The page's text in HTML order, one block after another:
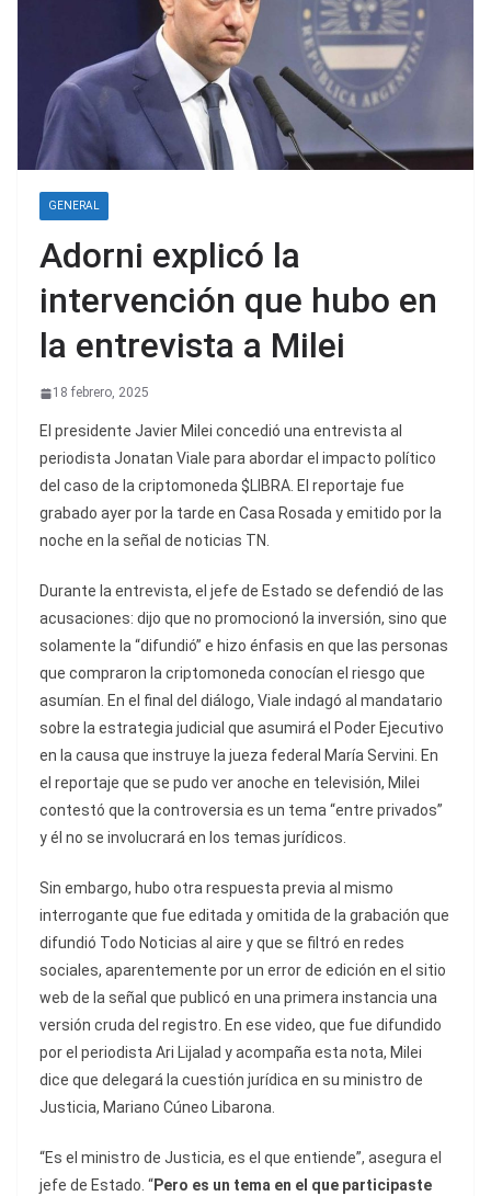
GENERAL
Adorni explicó la
intervención que hubo en
la entrevista a Milei
18 febrero, 2025
El presidente Javier Milei concedió una entrevista al
periodista Jonatan Viale para abordar el impacto político
del caso de la criptomoneda $LIBRA. El reportaje fue
grabado ayer por la tarde en Casa Rosada y emitido por la
noche en la señal de noticias TN.
Durante la entrevista, el jefe de Estado se defendió de las
acusaciones: dijo que no promocionó la inversión, sino que
solamente la “difundió” e hizo énfasis en que las personas
que compraron la criptomoneda conocían el riesgo que
asumían. En el final del diálogo, Viale indagó al mandatario
sobre la estrategia judicial que asumirá el Poder Ejecutivo
en la causa que instruye la jueza federal María Servini. En
el reportaje que se pudo ver anoche en televisión, Milei
contestó que la controversia es un tema “entre privados”
y él no se involucrará en los temas jurídicos.
Sin embargo, hubo otra respuesta previa al mismo
interrogante que fue editada y omitida de la grabación que
difundió Todo Noticias al aire y que se filtró en redes
sociales, aparentemente por un error de edición en el sitio
web de la señal que publicó en una primera instancia una
versión cruda del registro. En ese video, que fue difundido
por el periodista Ari Lijalad y acompaña esta nota, Milei
dice que delegará la cuestión jurídica en su ministro de
Justicia, Mariano Cúneo Libarona.
“Es el ministro de Justicia, es el que entiende”, asegura el
jefe de Estado. “Pero es un tema en el que participaste